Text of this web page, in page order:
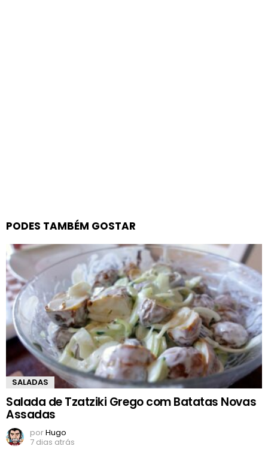
PODES TAMBÉM GOSTAR
SALADAS
Salada de Tzatziki Grego com Batatas Novas
Assadas
porHugo
7 dias atrás